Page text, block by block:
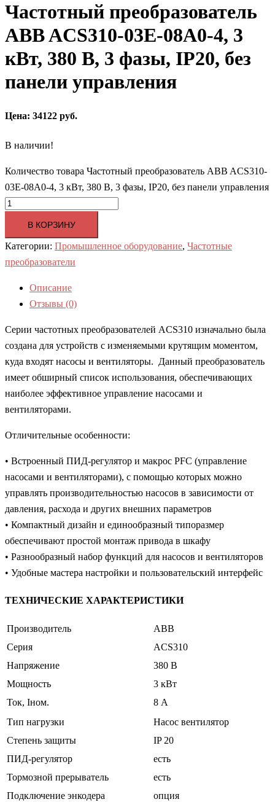
Частотный преобразователь
ABB ACS310-03E-08A0-4, 3
кВт, 380 В, 3 фазы, IP20, без
панели управления
Цена: 34122 руб.
В наличии!
Количество товара Частотный преобразователь ABB ACS310-
03E-08A0-4, 3 кВт, 380 В, 3 фазы, IP20, без панели управления
В КОРЗИНУ
Категории: Промышленное оборудование, Частотные
преобразователи
Описание
Отзывы (0)
Серии частотных преобразователей ACS310 изначально была
создана для устройств с изменяемыми крутящим моментом,
куда входят насосы и вентиляторы. Данный преобразователь
имеет обширный список использования, обеспечивающих
наиболее эффективное управление насосами и
вентиляторами.
Отличительные особенности:
• Встроенный ПИД-регулятор и макрос PFC (управление
насосами и вентиляторами), с помощью которых можно
управлять производительностью насосов в зависимости от
давления, расхода и других внешних параметров
• Компактный дизайн и единообразный типоразмер
обеспечивают простой монтаж привода в шкафу
• Разнообразный набор функций для насосов и вентиляторов
• Удобные мастера настройки и пользовательский интерфейс
ТЕХНИЧЕСКИЕ ХАРАКТЕРИСТИКИ
Производитель
ABB
Серия
ACS310
Напряжение
380 В
Мощность
3 кВт
Ток, Iном.
8 А
Тип нагрузки
Насос вентилятор
Степень защиты
IP 20
ПИД-регулятор
есть
Тормозной прерыватель
есть
Подключение энкодера
опция